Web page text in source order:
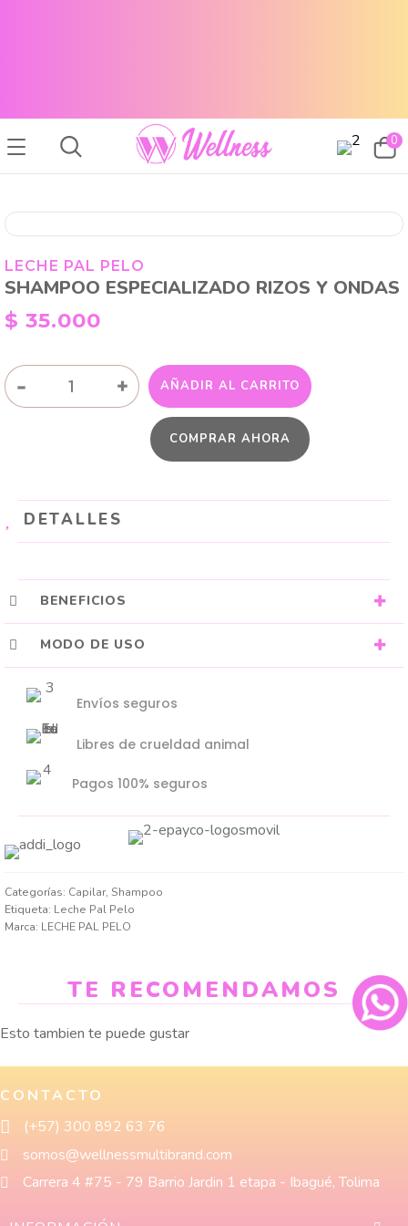
0
LECHE PAL PELO
SHAMPOO ESPECIALIZADO RIZOS Y ONDAS
$ 35.000
-
ESPECIALIZADO
+ AÑADIR AL CARRITO
COMPRAR AHORA
DETALLES
BENEFICIOS
MODO DE USO
Envíos seguros
Libres de crueldad animal
Pagos 100% seguros
Categorías: Capilar, Shampoo
Etiqueta: Leche Pal Pelo
Marca: LECHE PAL PELO
TE RECOMENDAMOS
Esto tambien te puede gustar
CONTACTO
(+57) 300 892 63 76
somos@wellnessmultibrand.com
Carrera 4 #75 - 79 Barrio Jardin 1 etapa - Ibagué, Tolima